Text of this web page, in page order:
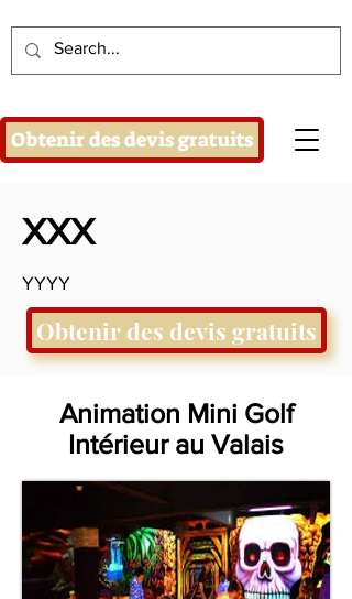
Obtenir des devis gratuits
XXX
YYYY
Obtenir des devis gratuits
Animation Mini Golf
Intérieur au Valais